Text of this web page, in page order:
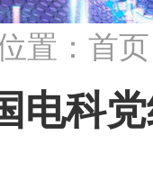
置： 首页
电科